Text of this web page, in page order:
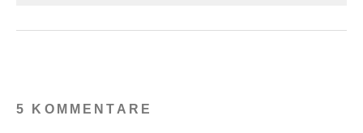
5 KOMMENTARE